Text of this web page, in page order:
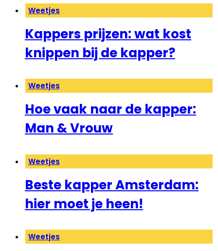
Weetjes
Kappers prijzen: wat kost
knippen bij de kapper?
Weetjes
Hoe vaak naar de kapper:
Man & Vrouw
Weetjes
Beste kapper Amsterdam:
hier moet je heen!
Weetjes